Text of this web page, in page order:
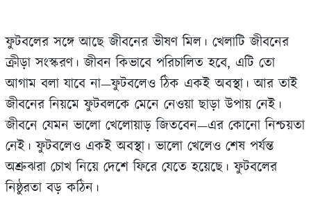
ফুটবলের সঙ্গে আছে জীবনের ভীষণ মিল। খেলাটি জীবনের
ক্রীড়া সংস্করণ। জীবন কিভাবে পরিচালিত হবে, এটি তো
আগাম বলা যাবে না—ফুটবলেও ঠিক একই অবস্থা। আর তাই
জীবনের নিয়মে ফুটবলকে মেনে নেওয়া ছাড়া উপায় নেই।
জীবনে যেমন ভালো খেলোয়াড় জিতবেন—এর কোনো নিশ্চয়তা
নেই। ফুটবলেও একই অবস্থা। ভালো খেলেও শেষ পর্যন্ত
অশ্রুঝরা চোখ নিয়ে দেশে ফিরে যেতে হয়েছে। ফুটবলের
নিষ্ঠুরতা বড় কঠিন।